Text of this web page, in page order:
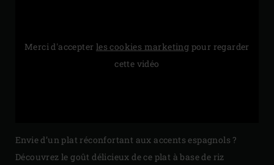
Merci d'accepter les cookies marketing pour regarder
cette vidéo
Envie d’un plat réconfortant aux accents espagnols ?
Découvrez le goût délicieux de ce plat à base de riz